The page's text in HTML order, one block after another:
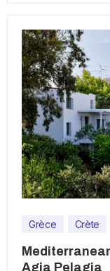
Grèce Crète
Agia Pelagia